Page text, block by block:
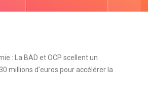
: La BAD et OCP scellent un
millions d’euros pour accélérer la